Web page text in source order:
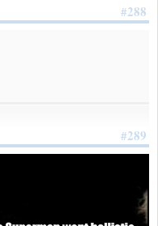
#288
#289